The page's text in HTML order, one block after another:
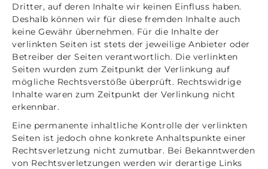
Dritter, auf deren Inhalte wir keinen Einfluss haben.
Deshalb können wir für diese fremden Inhalte auch
keine Gewähr übernehmen. Für die Inhalte der
verlinkten Seiten ist stets der jeweilige Anbieter oder
Betreiber der Seiten verantwortlich. Die verlinkten
Seiten wurden zum Zeitpunkt der Verlinkung auf
mögliche Rechtsverstöße überprüft. Rechtswidrige
Inhalte waren zum Zeitpunkt der Verlinkung nicht
erkennbar.
Eine permanente inhaltliche Kontrolle der verlinkten
Seiten ist jedoch ohne konkrete Anhaltspunkte einer
Rechtsverletzung nicht zumutbar. Bei Bekanntwerden
von Rechtsverletzungen werden wir derartige Links